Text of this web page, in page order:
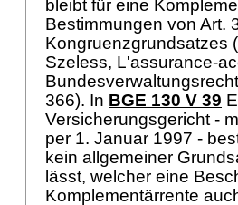
bleibt für eine
Bestimmungen von Art.
Kongruenzgrundsatzes
Szeless, L'assurance-
366). In BGE 130 V 39
Versicherungsgericht -
per 1. Januar 1997 -
kein allgemeiner
lässt, welcher eine
Komplementärrente